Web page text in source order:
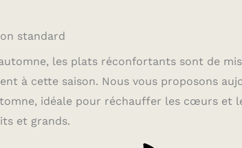
les plats réconfortants sont de
à cette saison. Nous vous proposons
idéale pour réchauffer les cœurs
et grands.